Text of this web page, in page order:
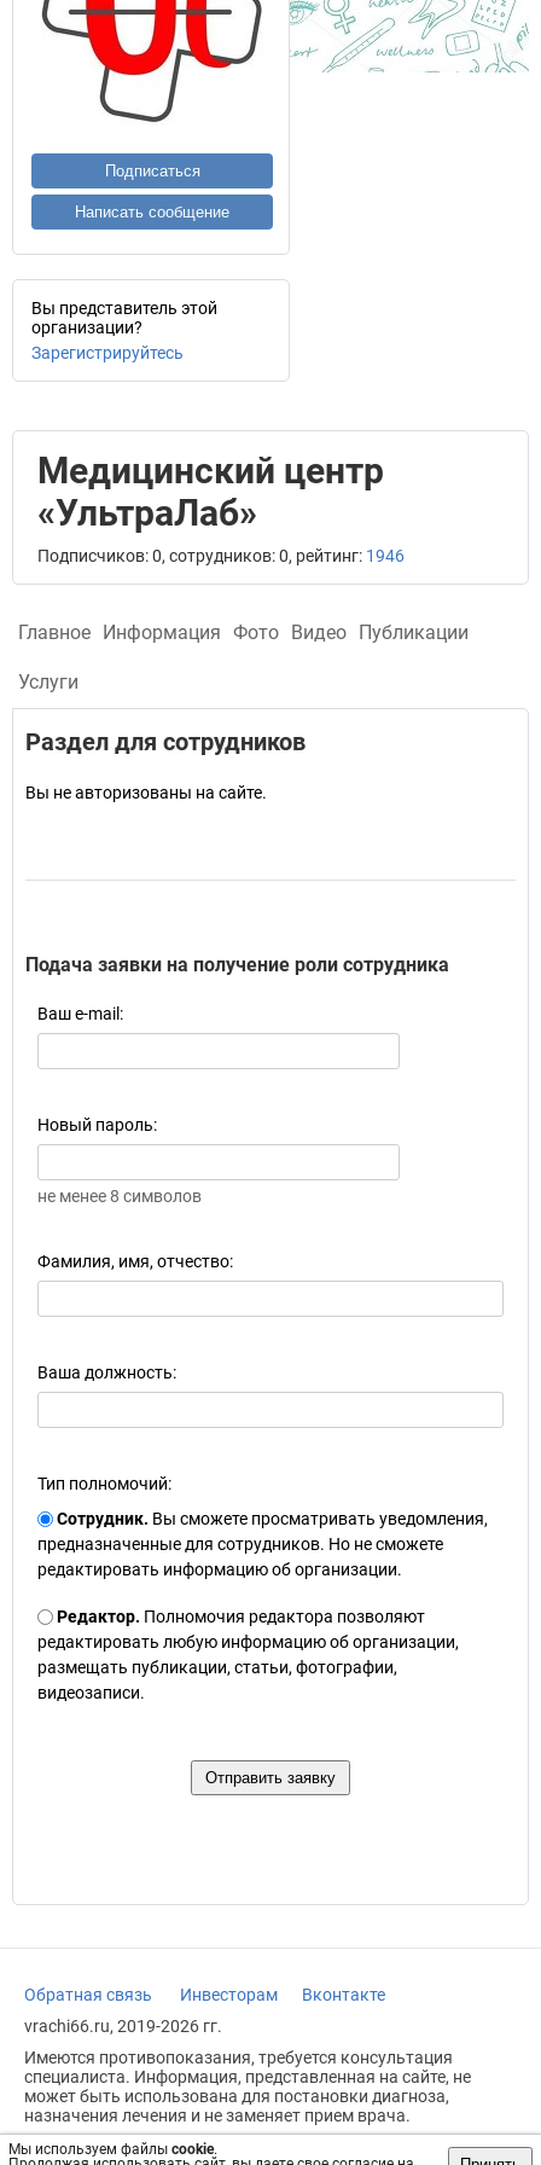
Мы используем файлы cookie.
Подписаться
Написать сообщение
Вы представитель этой
организации?
Зарегистрируйтесь
Медицинский центр
«УльтраЛаб»
Подписчиков: 0, сотрудников: 0, рейтинг: 1946
Главное Информация Фото Видео Публикации
Услуги
Раздел для сотрудников
Вы не авторизованы на сайте.
Подача заявки на получение роли сотрудника
Ваш e-mail:
Новый пароль:
не менее 8 символов
Фамилия, имя, отчество:
Ваша должность:
Тип полномочий:
Сотрудник. Вы сможете просматривать уведомления,
предназначенные для сотрудников. Но не сможете
редактировать информацию об организации.
Редактор. Полномочия редактора позволяют
редактировать любую информацию об организации,
размещать публикации, статьи, фотографии,
видеозаписи.
Обратная связь Инвесторам
Вконтакте
vrachi66.ru, 2019-2026 гг.
Имеются противопоказания, требуется консультация
специалиста. Информация, представленная на сайте, не
может быть использована для постановки диагноза,
назначения лечения и не заменяет прием врача.
Возрастное ограничение: 18+